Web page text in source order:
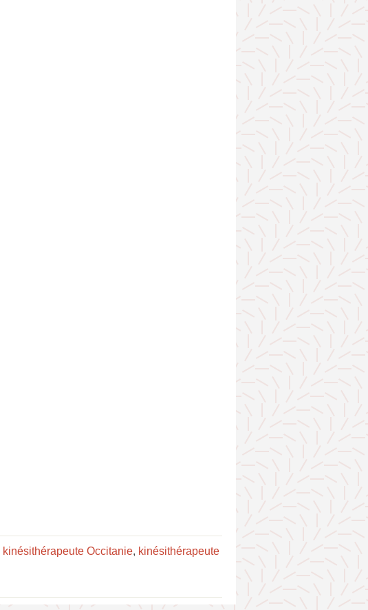
kinésithérapeute Occitanie, kinésithérapeute